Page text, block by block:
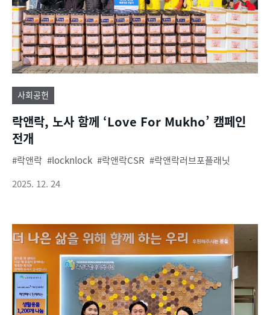
사회공헌
락앤락, 노사 함께 ‘Love For Mukho’ 캠페인
전개
락앤락 locknlock 락앤락CSR
락앤락러브포플래닛
2025. 12. 24